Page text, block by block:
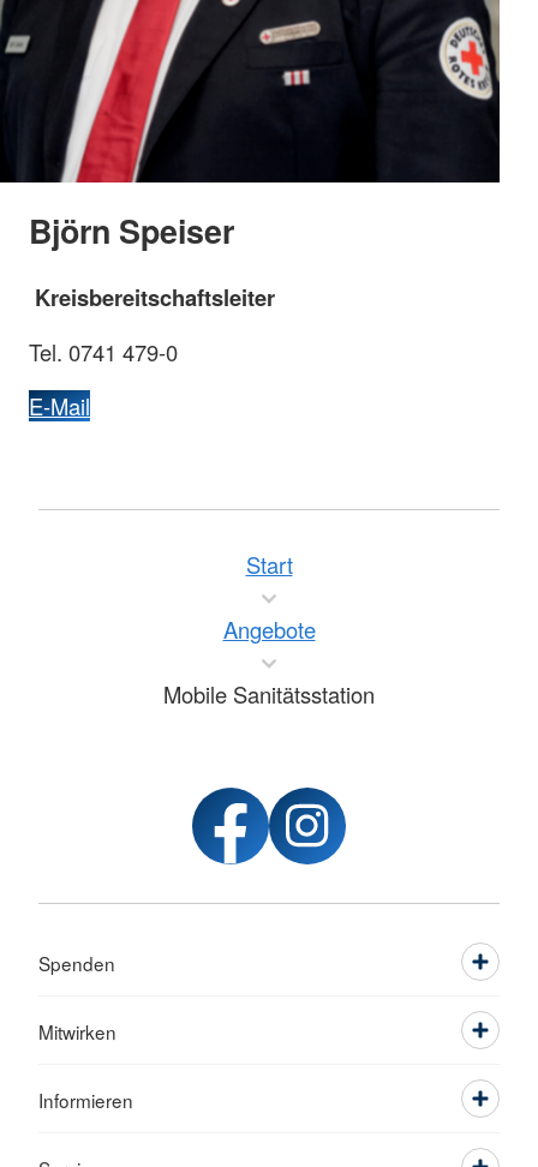
Björn Speiser
Kreisbereitschaftsleiter
Tel. 0741 479-0
E-Mail
Start
Angebote
Mobile Sanitätsstation
Spenden
Mitwirken
Informieren